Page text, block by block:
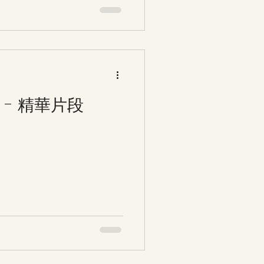
- 精華片段